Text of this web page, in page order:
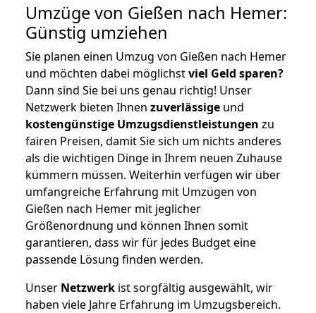
Umzüge von Gießen nach Hemer:
Günstig umziehen
Sie planen einen Umzug von Gießen nach Hemer
und möchten dabei möglichstviel Geld sparen?
Dann sind Sie bei uns genau richtig! Unser
Netzwerk bieten Ihnen zuverlässige und
kostengünstige Umzugsdienstleistungen zu
fairen Preisen, damit Sie sich um nichts anderes
als die wichtigen Dinge in Ihrem neuen Zuhause
kümmern müssen. Weiterhin verfügen wir über
umfangreiche Erfahrung mit Umzügen von
Gießen nach Hemer mit jeglicher
Größenordnung und können Ihnen somit
garantieren, dass wir für jedes Budget eine
passende Lösung finden werden.
Unser Netzwerk ist sorgfältig ausgewählt, wir
haben viele Jahre Erfahrung im Umzugsbereich.